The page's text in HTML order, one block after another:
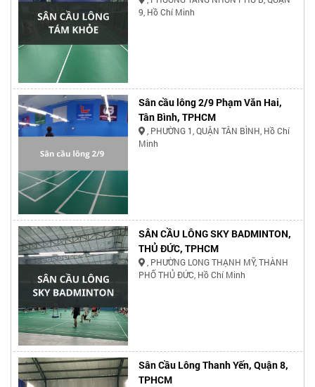
9, Hồ Chí Minh
Sân cầu lông 2/9 Phạm Văn Hai,
Tân Bình, TPHCM
, PHƯỜNG 1, QUẬN TÂN BÌNH, Hồ Chí
Minh
SÂN CẦU LÔNG SKY BADMINTON,
THỦ ĐỨC, TPHCM
, PHƯỜNG LONG THẠNH MỸ, THÀNH
PHỐ THỦ ĐỨC, Hồ Chí Minh
Sân Cầu Lông Thanh Yến, Quận 8,
TPHCM